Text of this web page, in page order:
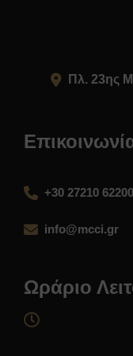
Πλ. 23ης
+30 27210 62200
info@mcci.gr
Ωράριο